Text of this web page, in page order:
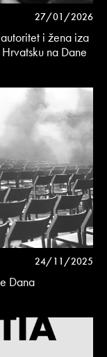
27/01/2026
i žena iza
na Dane
24/11/2025
Dana